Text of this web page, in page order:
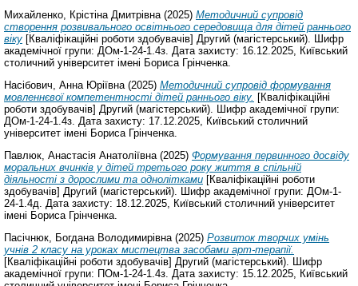
Михайленко, Крістіна Дмитрівна(2025) Методичний супровід
створення розвивального освітнього середовища для дітей раннього
віку [Кваліфікаційні роботи здобувачів] Другий (магістерський). Шифр
академічної групи: ДОм-1-24-1.4з. Дата захисту: 16.12.2025, Київський
столичний університет імені Бориса Грінченка.
Насібович, Анна Юріївна(2025) Методичний супровід формування
мовленнєвої компетентності дітей раннього віку. [Кваліфікаційні
роботи здобувачів] Другий (магістерський). Шифр академічної групи:
ДОм-1-24-1.4з. Дата захисту: 17.12.2025, Київський столичний
університет імені Бориса Грінченка.
Павлюк, Анастасія Анатоліївна(2025) Формування первинного досвіду
моральних вчинків у дітей третього року життя в спільній
діяльності з дорослими та однолітками [Кваліфікаційні роботи
здобувачів] Другий (магістерський). Шифр академічної групи: ДОм-1-
24-1.4д. Дата захисту: 18.12.2025, Київський столичний університет
імені Бориса Грінченка.
Пасічнюк, Богдана Володимирівна (2025) Розвиток творчих умінь
учнів 2 класу на уроках мистецтва засобами арт-терапії.
[Кваліфікаційні роботи здобувачів] Другий (магістерський). Шифр
академічної групи: ПОм-1-24-1.4з. Дата захисту: 15.12.2025, Київський